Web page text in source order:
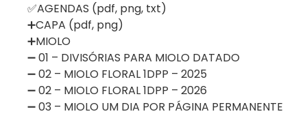
✅AGENDAS (pdf, png, txt)
➕CAPA (pdf, png)
➕MIOLO
➖ 01 – DIVISÓRIAS PARA MIOLO DATADO
➖ 02 – MIOLO FLORAL 1DPP – 2025
➖ 02 – MIOLO FLORAL 1DPP – 2026
➖ 03 – MIOLO UM DIA POR PÁGINA PERMANENTE